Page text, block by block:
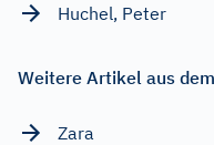
Huchel, Peter
Weitere Artikel aus
Zara